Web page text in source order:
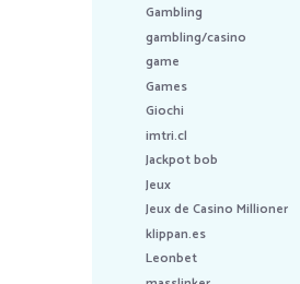
Gambling
gambling/casino
game
Games
Giochi
imtri.cl
Jackpot bob
Jeux
Jeux de Casino Millioner
klippan.es
Leonbet